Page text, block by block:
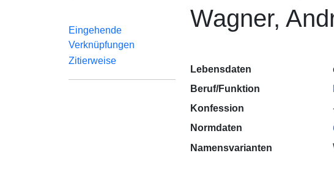
Eingehende
Verknüpfungen
Zitierweise
Wagner,
Lebensdaten
Beruf/Funktion
Konfession
Normdaten
Namensvarianten